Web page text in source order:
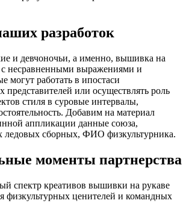
разработок
и девчоночьи, а именно, вышивка на
с несравненными выражениями и
могут работать в ипостаси
представителей или осуществлять роль
стиля в суровые интервалы,
Добавим на материал
аппликации данные союза,
ледовых сборных, ФИО физкультурника.
моменты партнерства
спектр креативов вышивки на рукаве
физкультурных ценителей и командных